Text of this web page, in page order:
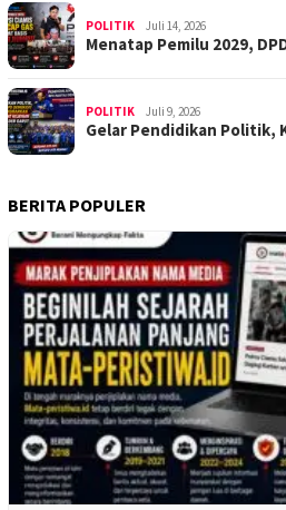
POLITIK Juli 14, 2026
Menatap Pemilu 2029,
POLITIK Juli 9, 2026
Gelar Pendidikan Politik,
BERITA POPULER